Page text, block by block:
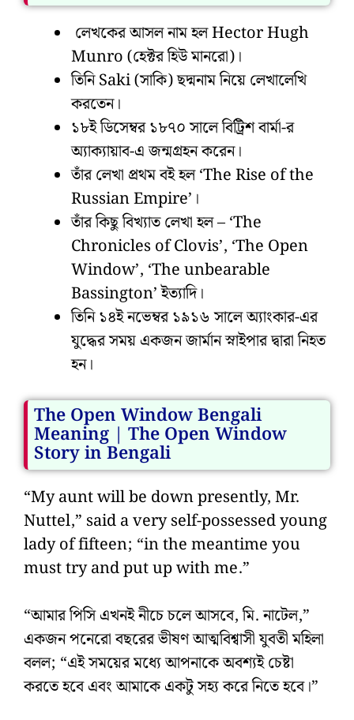
লেখকের আসল নাম হল Hector Hugh
Munro (হেক্টর হিউ মানরো)।
তিনি Saki (সাকি) ছদ্মনাম নিয়ে লেখালেখি
করতেন।
১৮ই ডিসেম্বর ১৮৭০ সালে বিট্রিশ বার্মা-র
অ্যাক্যায়াব-এ জন্মগ্রহন করেন।
তাঁর লেখা প্রথম বই হল ‘The Rise of the
Russian Empire’।
তাঁর কিছু বিখ্যাত লেখা হল – ‘The
Chronicles of Clovis’, ‘The Open
Window’, ‘The unbearable
Bassington’ ইত্যাদি।
তিনি ১৪ই নভেম্বর ১৯১৬ সালে অ্যাংকার-এর
যুদ্ধের সময় একজন জার্মান স্নাইপার দ্বারা নিহত
হন।
The Open Window Bengali
Meaning | The Open Window
Story in Bengali
“My aunt will be down presently, Mr.
Nuttel,” said a very self-possessed young
lady of fifteen; “in the meantime you
must try and put up with me.”
“আমার পিসি এখনই নীচে চলে আসবে, মি. নাটেল,”
একজন পনেরো বছরের ভীষণ আত্মবিশ্বাসী যুবতী মহিলা
বলল; “এই সময়ের মধ্যে আপনাকে অবশ্যই চেষ্টা
করতে হবে এবং আমাকে একটু সহ্য করে নিতে হবে।”